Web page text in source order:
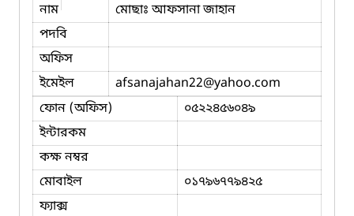
নাম
মোছাঃ আফসানা জাহান
পদবি
অফিস
ইমেইল
afsanajahan22@yahoo.com
ফোন (অফিস)
০৫২২৪৫৬০৪৯
ইন্টারকম
কক্ষ নম্বর
মোবাইল
০১৭৯৬৭৭৯৪২৫
ফ্যাক্স